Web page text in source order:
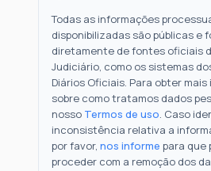
Todas as informações
disponibilizadas são públicas e
diretamente de fontes oficiais
Judiciário, como os sistemas
Diários Oficiais. Para obter
sobre como tratamos dados
nosso Termos de uso. Caso
inconsistência relativa a
por favor, nos informe para que
proceder com a remoção dos